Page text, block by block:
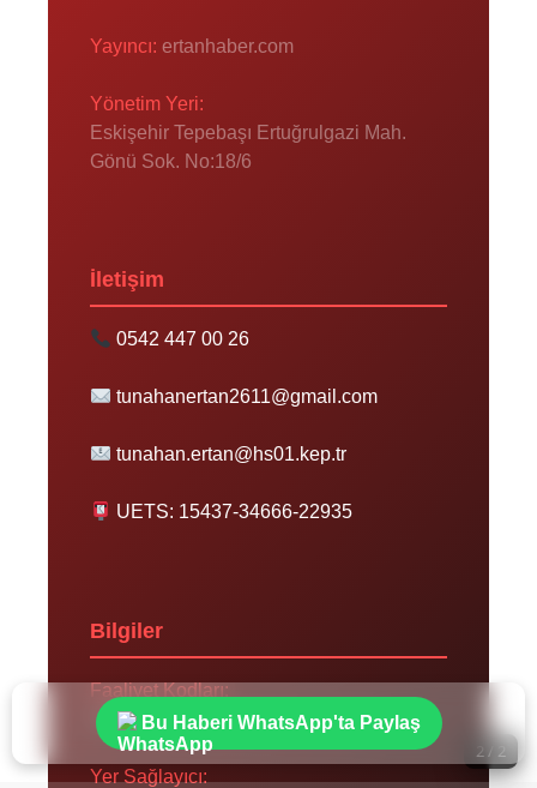
Yayıncı: ertanhaber.com
Yönetim Yeri:
Eskişehir Tepebaşı Ertuğrulgazi Mah.
Gönü Sok. No:18/6
İletişim
0542 447 00 26
tunahanertan2611@gmail.com
tunahan.ertan@hs01.kep.tr
UETS: 15437-34666-22935
Bilgiler
Faaliyet Kodları:
591105, 479114, 581200, 603100
Yer Sağlayıcı:
2 / 2
Bu Haberi WhatsApp'ta Paylaş